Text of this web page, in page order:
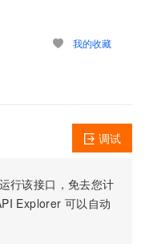
我的收藏
行该接口，免去您计
Explorer 可以自动
调试